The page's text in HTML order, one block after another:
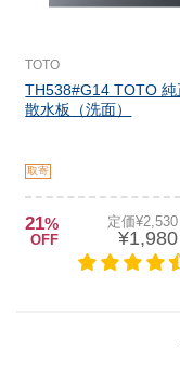
TOTO
TH538#G14 TOTO 純
散水板（洗面）
取寄
21%
OFF
定価¥2,530
¥1,980